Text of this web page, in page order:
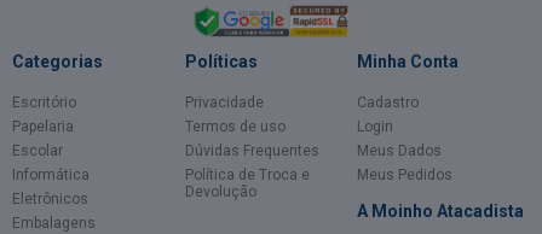
Categorias
Escritório
Papelaria
Escolar
Informática
Eletrônicos
Embalagens
Políticas
Privacidade
Termos de uso
Dúvidas Frequentes
Política de Troca e
Devolução
Minha Conta
Cadastro
Login
Meus Dados
Meus Pedidos
A Moinho Atacadista